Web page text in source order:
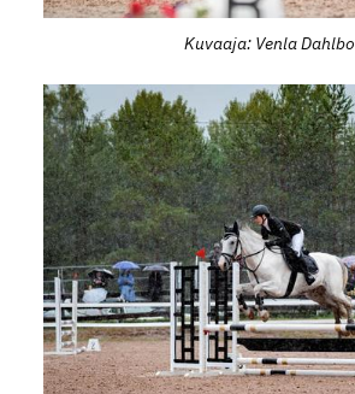
Kuvaaja: Venla Dahlbo